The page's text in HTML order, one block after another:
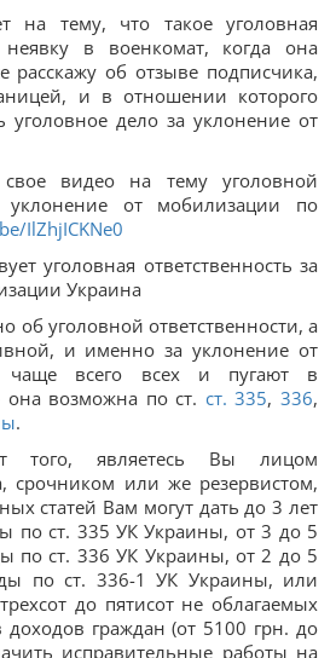
на тему, что такое уголовная
неявку в военкомат, когда она
расскажу об отзыве подписчика,
и в отношении которого
уголовное дело за уклонение от
видео на тему уголовной
уклонение от мобилизации по
IlZhjICKNe0
уголовная ответственность за
Украина
об уголовной ответственности, а
и именно за уклонение от
чаще всего всех и пугают в
она возможна по ст. ст. 335,336,
.
того, являетесь Вы лицом
срочником или же резервистом,
статей Вам могут дать до 3 лет
по ст. 335 УК Украины, от 3 до 5
по ст. 336 УК Украины, от 2 до 5
по ст. 336-1 УК Украины, или
до пятисот не облагаемых
граждан (от 5100 грн. до
исправительные работы на